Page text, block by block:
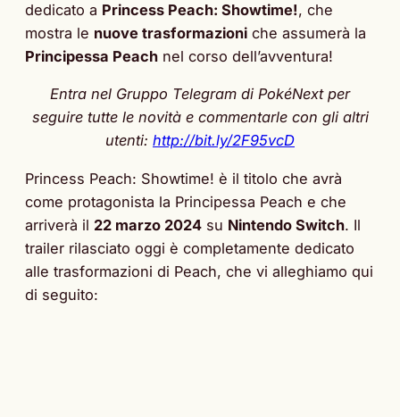
dedicato a Princess Peach: Showtime!, che
mostra le nuove trasformazioni che assumerà la
Principessa Peach nel corso dell’avventura!
Entra nel Gruppo Telegram di PokéNext per
seguire tutte le novità e commentarle con gli altri
utenti: http://bit.ly/2F95vcD
Princess Peach: Showtime! è il titolo che avrà
come protagonista la Principessa Peach e che
arriverà il 22 marzo 2024 su Nintendo Switch. Il
trailer rilasciato oggi è completamente dedicato
alle trasformazioni di Peach, che vi alleghiamo qui
di seguito: